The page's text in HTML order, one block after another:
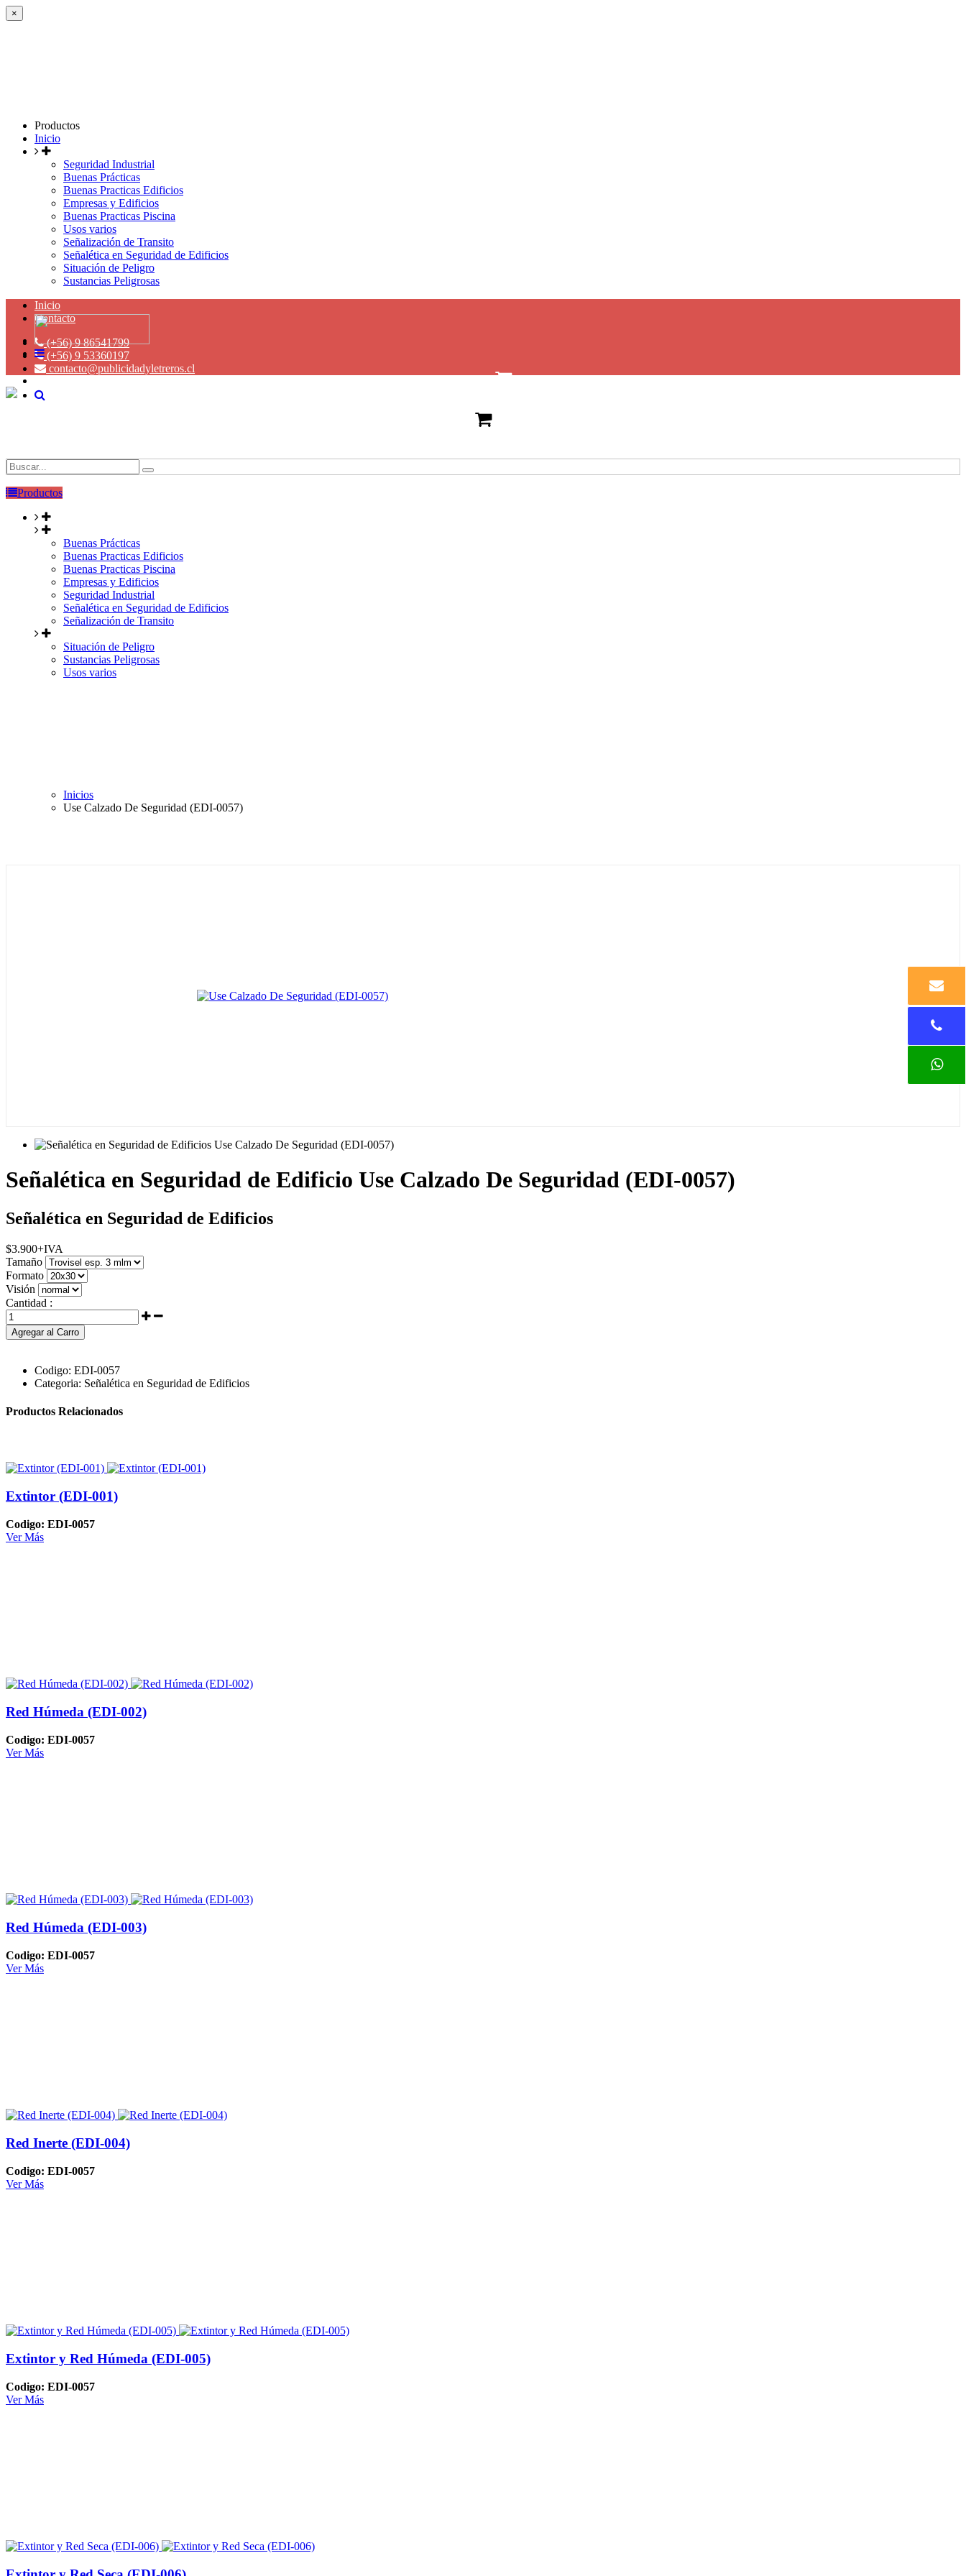
×
Productos
Inicio
Seguridad Industrial
Buenas Prácticas
Buenas Practicas Edificios
Empresas y Edificios
Buenas Practicas Piscina
Usos varios
Señalización de Transito
Señalética en Seguridad de Edificios
Situación de Peligro
Sustancias Peligrosas
Inicio
Contacto
(+56) 9 86541799
(+56) 9 53360197
contacto@publicidadyletreros.cl
Productos
Buenas Prácticas
Buenas Practicas Edificios
Buenas Practicas Piscina
Empresas y Edificios
Seguridad Industrial
Señalética en Seguridad de Edificios
Señalización de Transito
Situación de Peligro
Sustancias Peligrosas
Usos varios
Inicios
Use Calzado De Seguridad (EDI-0057)
Señalética en Seguridad de Edificio Use Calzado De Seguridad (EDI-0057)
Señalética en Seguridad de Edificios
$3.900+IVA
Tamaño
Formato
Visión
Cantidad :
Agregar al Carro
Codigo: EDI-0057
Categoria: Señalética en Seguridad de Edificios
Productos Relacionados
Extintor (EDI-001)
Codigo: EDI-0057
Ver Más
Red Húmeda (EDI-002)
Codigo: EDI-0057
Ver Más
Red Húmeda (EDI-003)
Codigo: EDI-0057
Ver Más
Red Inerte (EDI-004)
Codigo: EDI-0057
Ver Más
Extintor y Red Húmeda (EDI-005)
Codigo: EDI-0057
Ver Más